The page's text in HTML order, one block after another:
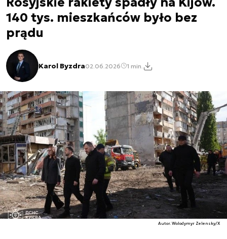
140 tys. mieszkańców było bez
prądu
Karol Byzdra02.06.2026 1 min.
Autor. Wolodymyr Zelensky/X